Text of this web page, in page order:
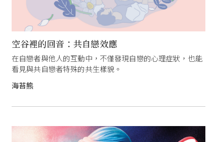
空谷裡的回音：共自戀效應
在自戀者與他人的互動中，不僅發現自戀的心理症狀，也能
看見與共自戀者特殊的共生樣貌。
海苔熊